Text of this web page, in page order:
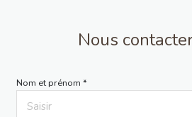
Nous
Nom et prénom *